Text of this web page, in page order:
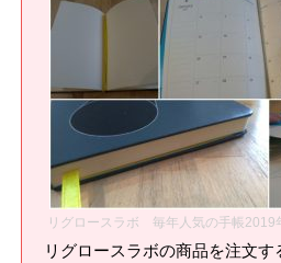
リグロースラボ 毎年人気の手帳2019
リグロースラボの商品を注文す